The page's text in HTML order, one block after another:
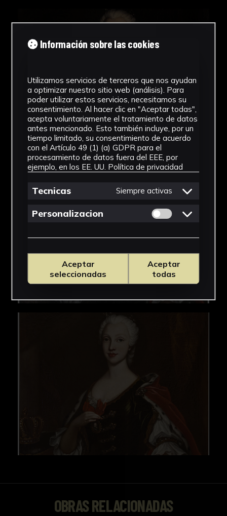
OBRAS RELACIONADAS
Información sobre las cookies
Utilizamos servicios de terceros que nos ayudan
a optimizar nuestro sitio web (análisis). Para
poder utilizar estos servicios, necesitamos su
consentimiento. Al hacer clic en "Aceptar todas",
acepta voluntariamente el tratamiento de datos
antes mencionado. Esto también incluye, por un
tiempo limitado, su consentimiento de acuerdo
con el Artículo 49 (1) (a) GDPR para el
procesamiento de datos fuera del EEE, por
ejemplo, en los EE. UU. Política de privacidad
Tecnicas Siempre activas
Personalizacion Permitir cookies
Aceptar
seleccionadas
Aceptar
todas